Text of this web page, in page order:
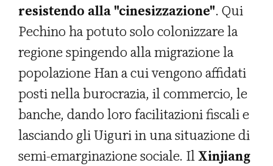
resistendo alla "cinesizzazione". Qui
Pechino ha potuto solo colonizzare la
regione spingendo alla migrazione la
popolazione Han a cui vengono affidati
posti nella burocrazia, il commercio, le
banche, dando loro facilitazioni fiscali e
lasciando gli Uiguri in una situazione di
semi-emarginazione sociale. IlXinjiang